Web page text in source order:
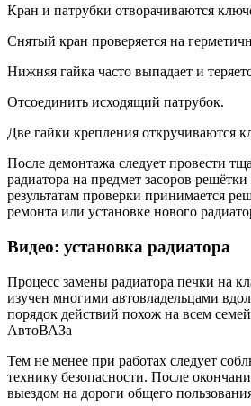
Кран и патрубки отворачиваются
Снятый кран проверяется на
Нижняя гайка часто выпадает и
Отсоединить исходящий патрубок.
Две гайки крепления откручиваются
После демонтажа следует провести
радиатора на предмет засоров
результатам проверки принимается
ремонта или установке нового
Видео: установка радиатора
Процесс замены радиатора печки на
изучен многими автовладельцами
порядок действий похож на всем
АвтоВАЗа
Тем не менее при работах следует
технику безопасности. После
выездом на дороги общего